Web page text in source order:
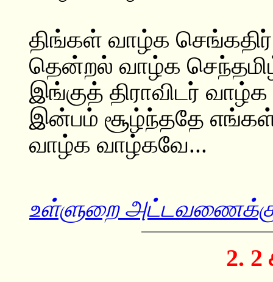
திங்கள் வாழ்க
தென்றல் வாழ்க
இங்குத் திராவிடர்
இன்பம் சூழ்ந்ததே எங்கள்
வாழ்க வாழ்கவே...
உள்ளுறை
2. 2